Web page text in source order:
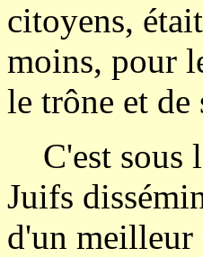
citoyens,
moins, pour
le trône et de
C'est sous
Juifs
d'un